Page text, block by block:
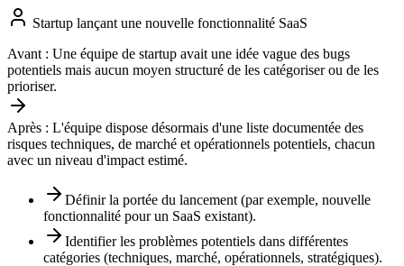
Startup lançant une nouvelle fonctionnalité SaaS
Avant : Une équipe de startup avait une idée vague des bugs
potentiels mais aucun moyen structuré de les catégoriser ou de les
prioriser.
Après : L'équipe dispose désormais d'une liste documentée des
risques techniques, de marché et opérationnels potentiels, chacun
avec un niveau d'impact estimé.
Définir la portée du lancement (par exemple, nouvelle
fonctionnalité pour un SaaS existant).
Identifier les problèmes potentiels dans différentes
catégories (techniques, marché, opérationnels, stratégiques).